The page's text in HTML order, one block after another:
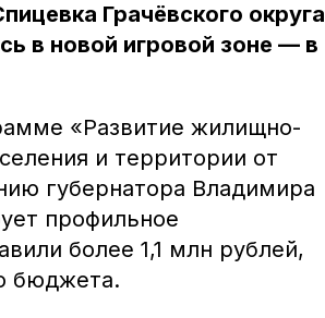
Грачёвского округа
в новой игровой зоне — в
«Развитие жилищно-
и территории от
губернатора Владимира
профильное
более 1,1 млн рублей,
бюджета.